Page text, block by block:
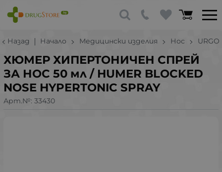
Назад Начало Медицински изделия Нос URGO
ХЮМЕР ХИПЕРТОНИЧЕН СПРЕЙ
ЗА НОС 50 мл / HUMER BLOCKED
NOSE HYPERTONIC SPRAY
Арт.№: 33430